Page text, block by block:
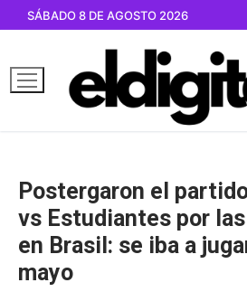
contenido
SÁBADO 8 DE AGOSTO 2026
Postergaron el
vs Estudiantes por
en Brasil: se iba a
mayo